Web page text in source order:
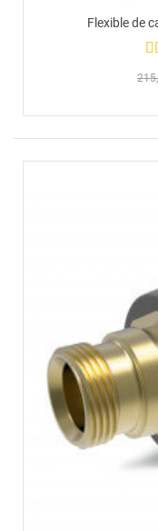
Flexible de